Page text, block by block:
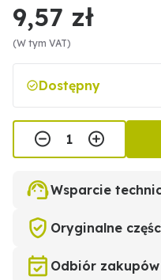
9,57 zł
(W tym VAT)
Dostępny
Wsparcie
Oryginalne
Odbiór